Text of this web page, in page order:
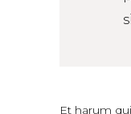
Et harum